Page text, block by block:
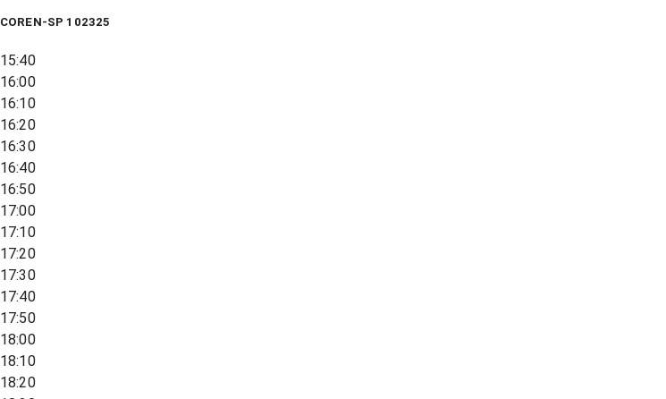
COREN-SP 102325
15:40
16:00
16:10
16:20
16:30
16:40
16:50
17:00
17:10
17:20
17:30
17:40
17:50
18:00
18:10
18:20